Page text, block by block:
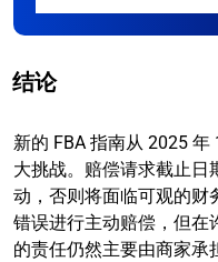
结论
新的 FBA 指南从 2025
大挑战。赔偿请求截止日
动，否则将面临可观的财
错误进行主动赔偿，但在
的责任仍然主要由商家承